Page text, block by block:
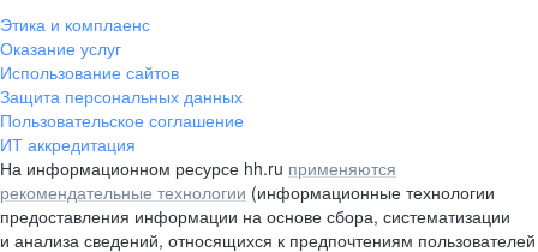
Этика и комплаенс
Оказание услуг
Использование сайтов
Защита персональных данных
Пользовательское соглашение
ИТ аккредитация
На информационном ресурсе hh.ru применяются
рекомендательные технологии (информационные технологии
предоставления информации на основе сбора, систематизации
и анализа сведений, относящихся к предпочтениям пользователей